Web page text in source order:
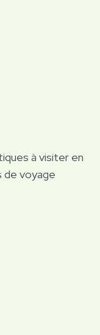
à visiter en
de voyage